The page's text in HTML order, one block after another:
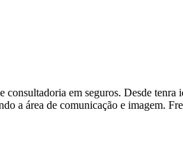
em seguros. Desde
a área de comunicação e imagem.